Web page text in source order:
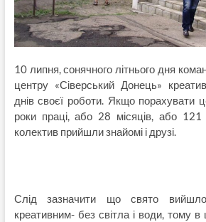
10 липня, сонячного літнього дня
центру «Сіверський Донець»
днів своєї роботи. Якщо порахувати
роки праці, або 28 місяців, або 121
колектив прийшли знайомі і друзі.
Слід зазначити що свято
креативним- без світла і води, тому